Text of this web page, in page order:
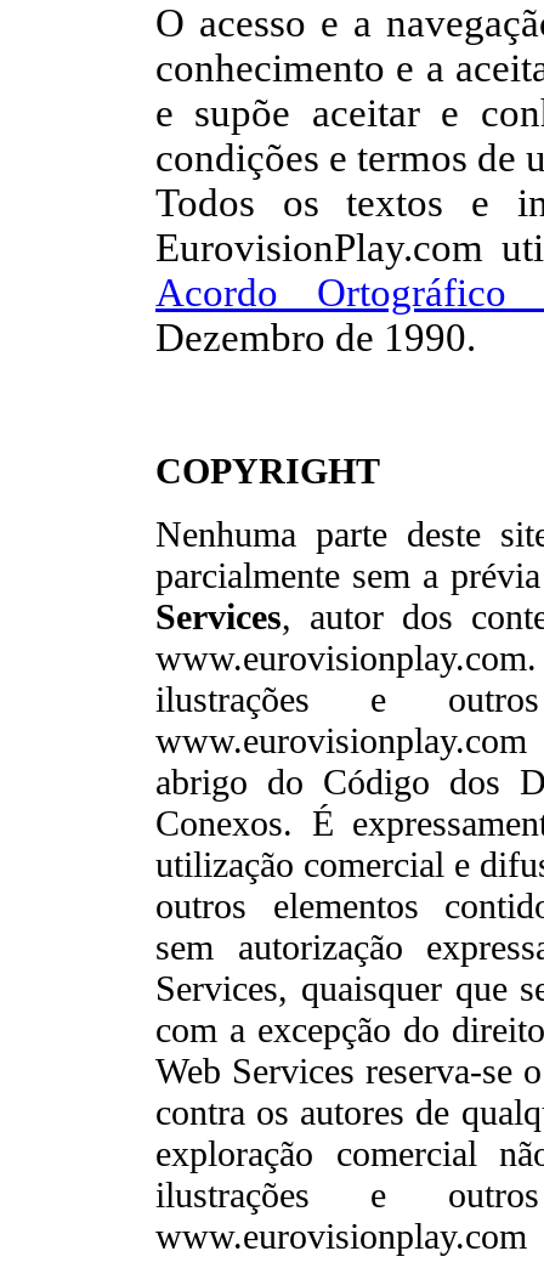
O acesso e a
conhecimento e a
e supõe aceitar e
condições e termos de
Todos os textos e
EurovisionPlay.com
Acordo Ortográfico
Dezembro de 1990.
COPYRIGHT
Nenhuma parte deste
parcialmente sem a
Services, autor dos
ilustrações e
abrigo do Código dos
Conexos. É
utilização comercial e
outros elementos
sem autorização
Services, quaisquer que
com a excepção do
Web Services reserva-se
contra os autores de
exploração comercial
ilustrações e
www.eurovisionplay.com